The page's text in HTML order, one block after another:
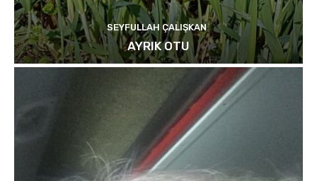
SEYFULLAH ÇALIŞKAN
AYRIK OTU